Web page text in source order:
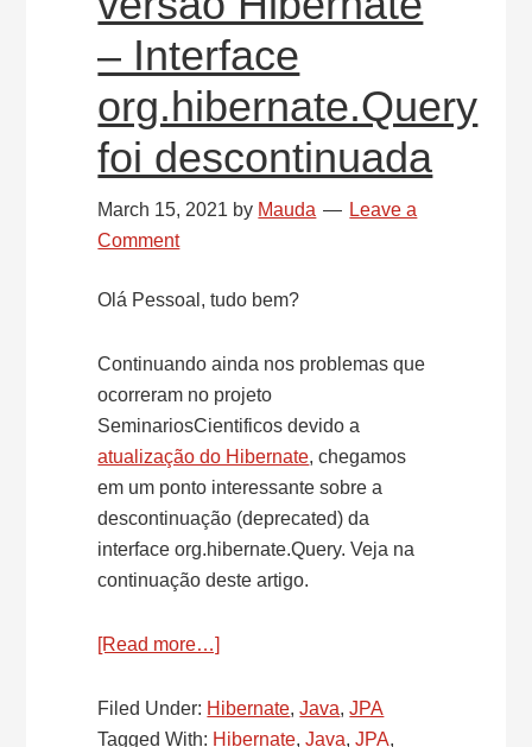
– Interface
org.hibernate.Query
foi descontinuada
March 15, 2021 by Mauda
Leave a
Comment
Olá Pessoal, tudo bem?
Continuando ainda nos problemas que
ocorreram no projeto
SeminariosCientificos devido a
atualização do Hibernate, chegamos
em um ponto interessante sobre a
descontinuação (deprecated) da
interface org.hibernate.Query. Veja na
continuação deste artigo.
[Read more…]
da
versão
Filed Under: Hibernate,Java,JPA
Tagged With: Hibernate,Java,JPA,